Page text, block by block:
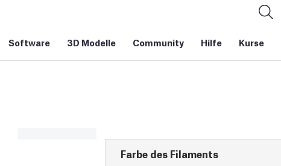
Software 3D Modelle Community Hilfe Kurse
Farbe des Filaments